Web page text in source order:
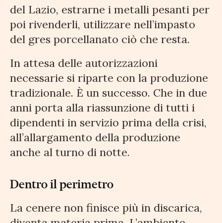
del Lazio, estrarne i metalli pesanti per
poi rivenderli, utilizzare nell’impasto
del gres porcellanato ciò che resta.
In attesa delle autorizzazioni
necessarie si riparte con la produzione
tradizionale. È un successo. Che in due
anni porta alla riassunzione di tutti i
dipendenti in servizio prima della crisi,
all’allargamento della produzione
anche al turno di notte.
Dentro il perimetro
La cenere non finisce più in discarica,